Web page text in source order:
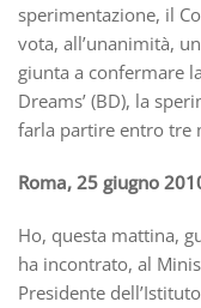
sperimentazione, il
vota, all’unanimità,
giunta a confermare
Dreams’ (BD), la
farla partire entro tre
Roma, 25 giugno
Ho, questa mattina,
ha incontrato, al
Presidente